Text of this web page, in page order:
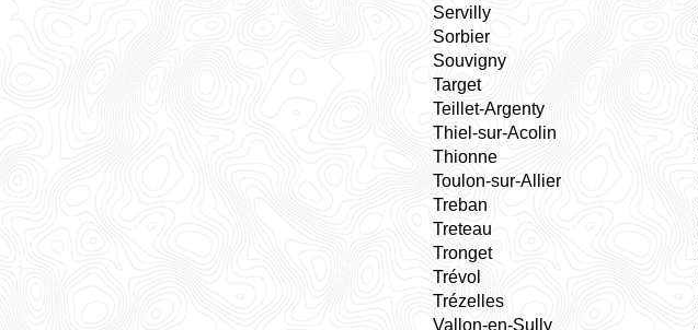
Servilly
Sorbier
Souvigny
Target
Teillet-Argenty
Thiel-sur-Acolin
Thionne
Toulon-sur-Allier
Treban
Treteau
Tronget
Trévol
Trézelles
Vallon-en-Sully